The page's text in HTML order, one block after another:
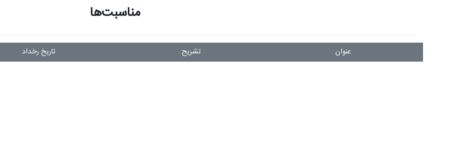
مناسبت‌ها
عنوان تشریح تاریخ رخداد